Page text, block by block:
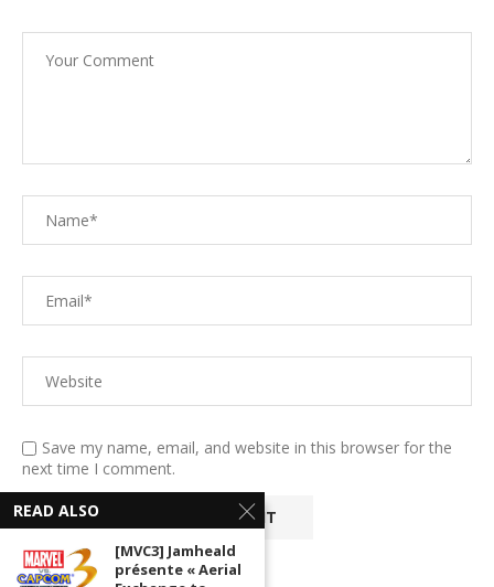
Save my name, email, and website in this browser for the
next time I comment.
READ ALSO
[MVC3] Jamheald
présente « Aerial